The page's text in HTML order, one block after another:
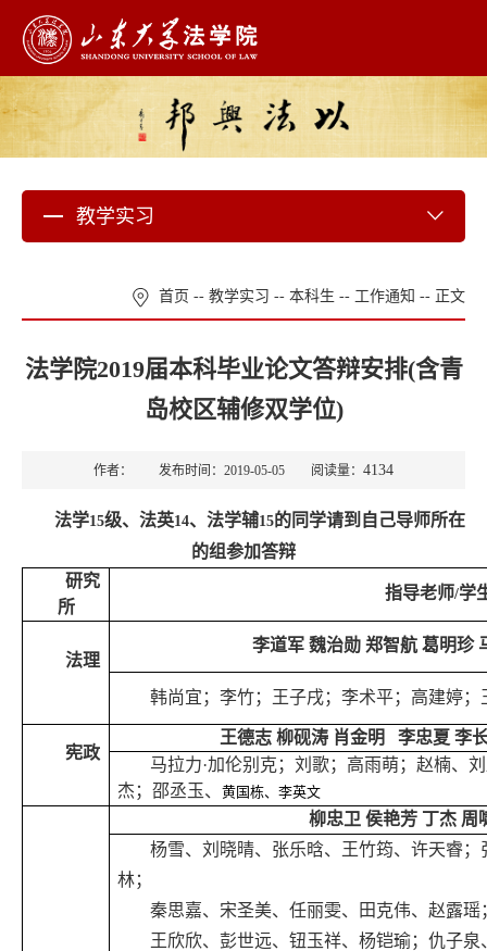
教学实习
首页 -- 教学实习 -- 本科生 -- 工作通知 -- 正文
法学院2019届本科毕业论文答辩安排(含青
岛校区辅修双学位)
作者： 发布时间：2019-05-05 阅读量： 4134
法学15级、法英14、法学辅15的同学请到自己导师所在
的组参加答辩
研究
所
指导老师/学
法理
李道军 魏治勋 郑智航 葛明珍
韩尚宜；李竹；王子戌；李术平；高建婷
宪政
王德志 柳砚涛 肖金明 李忠夏 李
马拉力·加伦别克；刘歌；高雨萌；赵楠、
杰；邵丞玉、 黄国栋、李英文
柳忠卫 侯艳芳 丁杰 周
杨雪、刘晓晴、张乐晗、王竹筠、许天睿
林；
秦思嘉、宋圣美、任丽雯、田克伟、赵露瑶
王欣欣、彭世远、钮玉祥、杨铠瑜；仇子